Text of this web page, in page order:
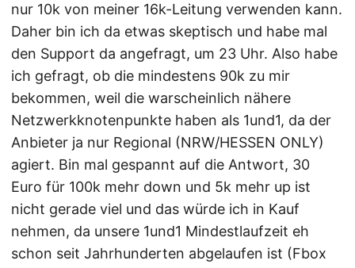
nur 10k von meiner 16k-Leitung verwenden kann.
Daher bin ich da etwas skeptisch und habe mal
den Support da angefragt, um 23 Uhr. Also habe
ich gefragt, ob die mindestens 90k zu mir
bekommen, weil die warscheinlich nähere
Netzwerkknotenpunkte haben als 1und1, da der
Anbieter ja nur Regional (NRW/HESSEN ONLY)
agiert. Bin mal gespannt auf die Antwort, 30
Euro für 100k mehr down und 5k mehr up ist
nicht gerade viel und das würde ich in Kauf
nehmen, da unsere 1und1 Mindestlaufzeit eh
schon seit Jahrhunderten abgelaufen ist (Fbox